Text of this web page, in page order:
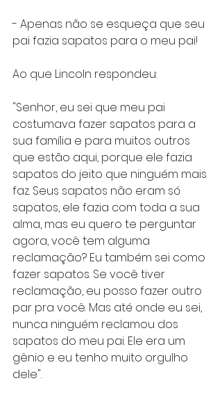
- Apenas não se esqueça que seu
pai fazia sapatos para o meu pai!
Ao que Lincoln respondeu:
"Senhor, eu sei que meu pai
costumava fazer sapatos para a
sua família e para muitos outros
que estão aqui, porque ele fazia
sapatos do jeito que ninguém mais
faz. Seus sapatos não eram só
sapatos, ele fazia com toda a sua
alma, mas eu quero te perguntar
agora, você tem alguma
reclamação? Eu também sei como
fazer sapatos. Se você tiver
reclamação, eu posso fazer outro
par pra você. Mas até onde eu sei,
nunca ninguém reclamou dos
sapatos do meu pai. Ele era um
gênio e eu tenho muito orgulho
dele".